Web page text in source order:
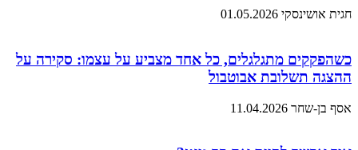
חגית אושינסקי 01.05.2026
כשהפקקים מתגלגלים, כל אחד מצביע על עצמו: סקירה על
ההצגה תשלובת אבוטבול
אסף בן-שחר 11.04.2026